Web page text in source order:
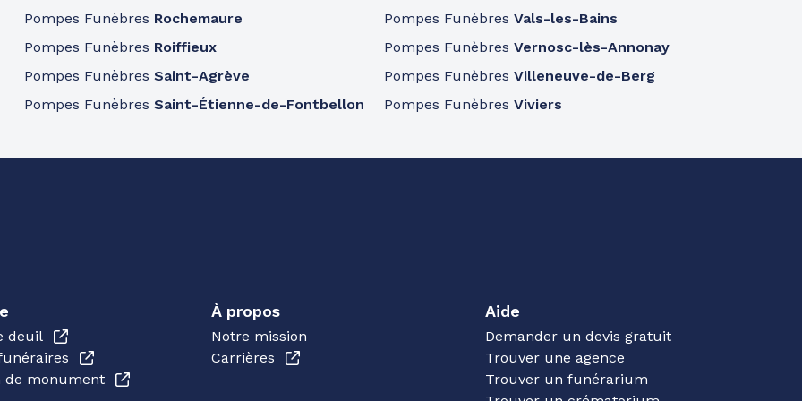
Pompes Funèbres Rochemaure
Pompes Funèbres Roiffieux
Pompes Funèbres Saint-Agrève
Pompes Funèbres Saint-Étienne-de-Fontbellon
Pompes FunèbresVals-les-Bains
Pompes FunèbresVernosc-lès-Annonay
Pompes FunèbresVilleneuve-de-Berg
Pompes FunèbresViviers
deuil
de monument
À propos
Notre mission
Carrières
Aide
Demander un devis gratuit
Trouver une agence
Trouver un funérarium